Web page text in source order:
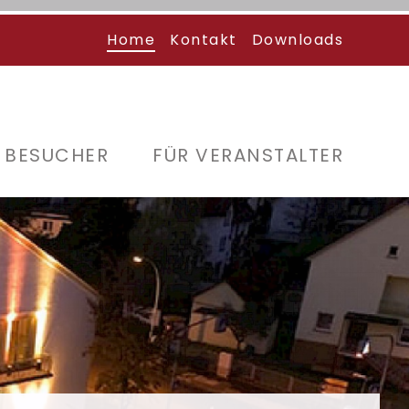
Aktuelle Seite
Home Kontakt Downloads
FÜR VERANSTALTER